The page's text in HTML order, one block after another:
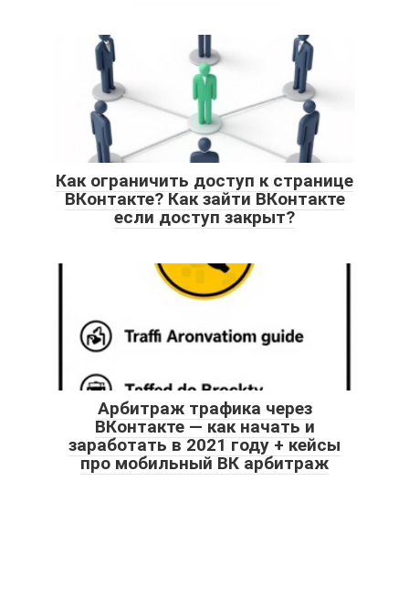
Как ограничить доступ к странице
ВКонтакте? Как зайти ВКонтакте
если доступ закрыт?
Арбитраж трафика через
ВКонтакте — как начать и
заработать в 2021 году + кейсы
про мобильный ВК арбитраж